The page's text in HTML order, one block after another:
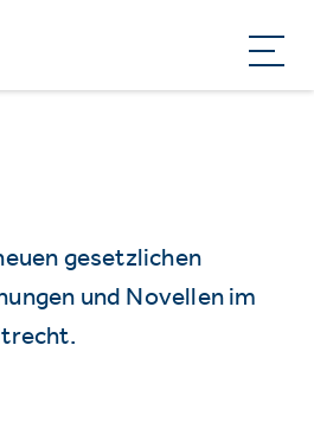
gesetzlichen
und Novellen im